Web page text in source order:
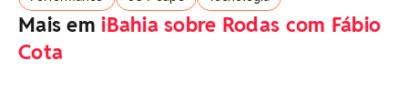
Mais em iBahia sobre Rodas com Fábio
Cota